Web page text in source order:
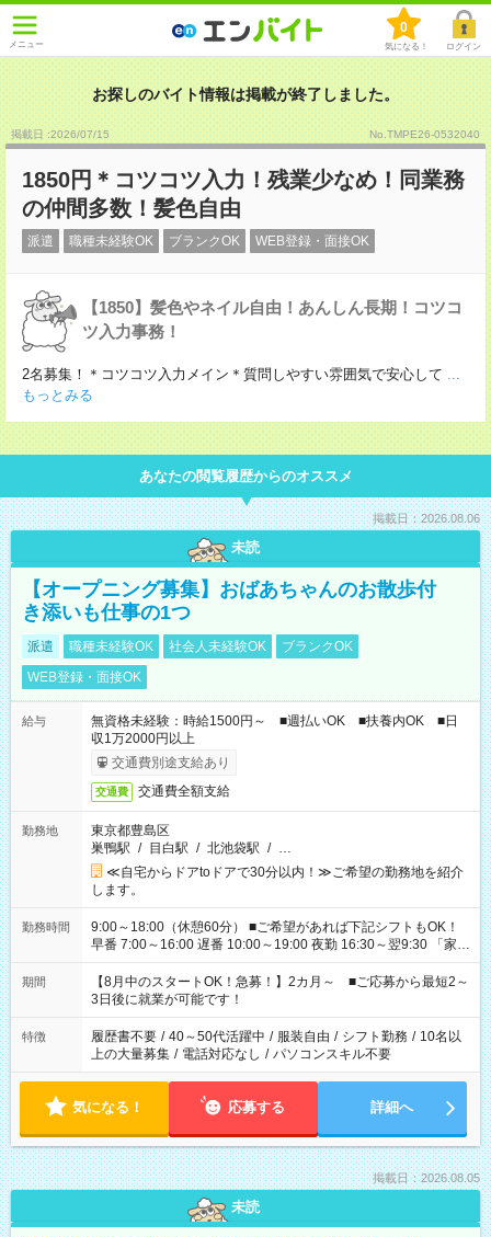
メニュー
0
気になる！ ログイン
お探しのバイト情報は掲載が終了しました。
掲載日 :2026/07/15 No.TMPE26-0532040
1850円＊コツコツ入力！残業少なめ！同業務
の仲間多数！髪色自由
派遣 職種未経験OK ブランクOK WEB登録・面接OK
【1850】髪色やネイル自由！あんしん長期！コツコ
ツ入力事務！
2名募集！＊コツコツ入力メイン＊質問しやすい雰囲気で安心して ...
もっとみる
あなたの閲覧履歴からのオススメ
掲載日：2026.08.06
未読
【オープニング募集】おばあちゃんのお散歩付
き添いも仕事の1つ
派遣 職種未経験OK 社会人未経験OK
ブランクOK
WEB登録・面接OK
給与
無資格未経験：時給1500円～ ■週払いOK ■扶養内OK ■日
収1万2000円以上
交通費別途支給あり
交通費 交通費全額支給
勤務地
東京都豊島区
巣鴨駅 / 目白駅 / 北池袋駅 / …
≪自宅からドアtoドアで30分以内！≫ご希望の勤務地を紹介
します。
勤務時間
9:00～18:00（休憩60分） ■ご希望があれば下記シフトもOK！
早番 7:00～16:00 遅番 10:00～19:00 夜勤 16:30～翌9:30 「家族
と休みを合わせたい」 「余裕を持って夕飯の準備がしたい」
「できれば残業はしたくない」 など、ご希望を教えてください
ね。 ※Wワーク希望の方へ 今ご覧のお仕事で希望する勤務時間
と、もう1つのお仕事の勤務時間。 合計で週40時間を超える場
合は応募できません。
期間
【8月中のスタートOK！急募！】2カ月～ ■ご応募から最短2～
3日後に就業が可能です！
特徴 履歴書不要 / 40～50代活躍中 / 服装自由 / シフト勤務 / 10名以
上の大量募集 / 電話対応なし / パソコンスキル不要
気になる！ 応募する 詳細へ
掲載日：2026.08.05
未読